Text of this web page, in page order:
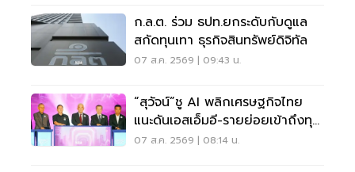
ก.ล.ต. ร่วม ธปท.ยกระดับกับดูแล
สกัดทุนเทา ธุรกิจสินทรัพย์ดิจิทัล
07 ส.ค. 2569 | 09:43 น.
“สุวัจน์”ชู AI พลิกเศรษฐกิจไทย
แนะดันเอสเอ็มอี-รายย่อยเข้าถึงทุน
ฝ่าวิกฤต
07 ส.ค. 2569 | 08:14 น.